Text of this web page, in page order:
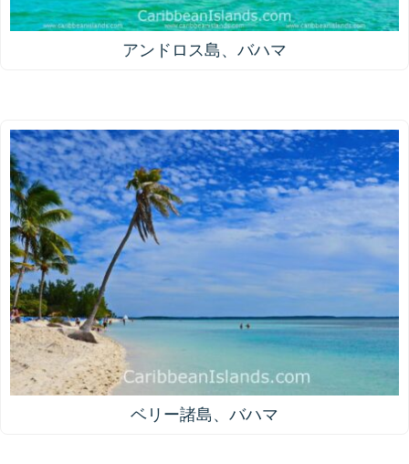
アンドロス島、バハマ
ベリー諸島、バハマ